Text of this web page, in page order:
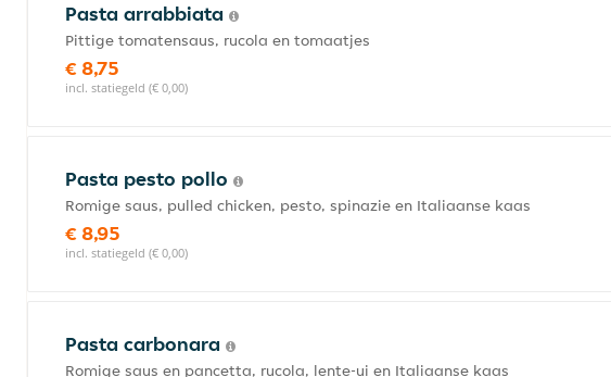
Pasta arrabbiata
Pittige tomatensaus, rucola en tomaatjes
€ 8,75
incl. statiegeld (€ 0,00)
Pasta pesto pollo
Romige saus, pulled chicken, pesto, spinazie en Italiaanse kaas
€ 8,95
incl. statiegeld (€ 0,00)
Pasta carbonara
Romige saus en pancetta, rucola, lente-ui en Italiaanse kaas